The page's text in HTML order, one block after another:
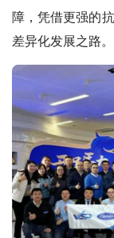
障，凭借更强的
差异化发展之路。